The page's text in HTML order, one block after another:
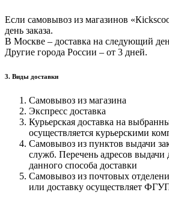
Если самовывоз из магазинов
день заказа.
В Москве – доставка на следующий
Другие города России – от 3 дней.
3. Виды доставки
Самовывоз из магазина
Экспресс доставка
Курьерская доставка на
осуществляется курьерскими
Самовывоз из пунктов выдачи
служб. Перечень адресов
данного способа доставки
Самовывоз из почтовых
или доставку осуществляет